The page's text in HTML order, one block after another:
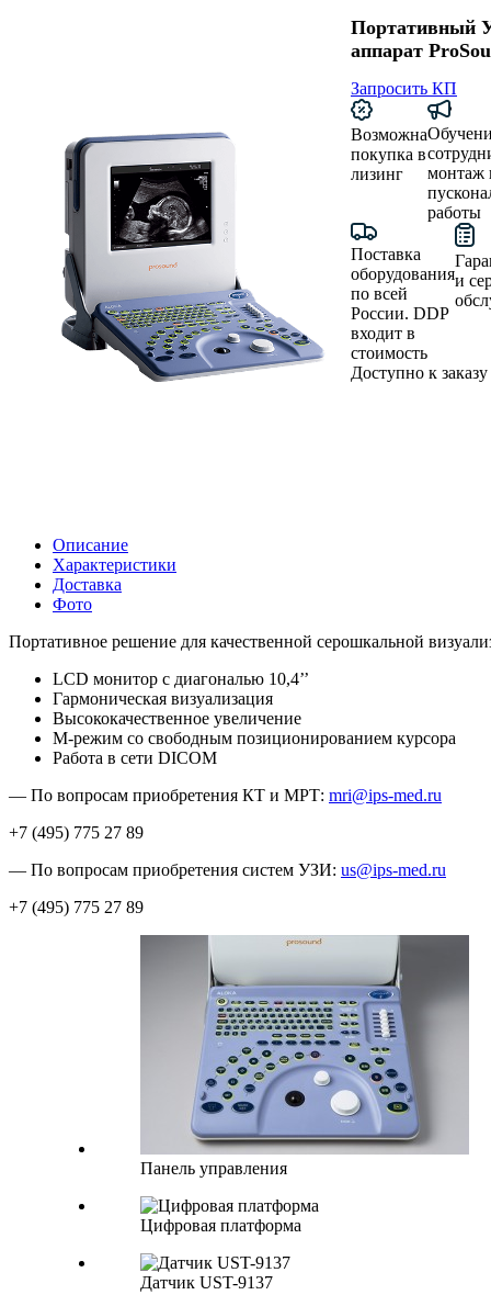
Портативный
аппарат
Запросить КП
Возможна
покупка в
лизинг
монтаж
работы
Поставка
оборудования
по всей
России. DDP
входит в
стоимость
и
Доступно к заказу
Описание
Характеристики
Доставка
Фото
Портативное решение для качественной серошкальной
LCD монитор с диагональю 10,4’’
Гармоническая визуализация
Высококачественное увеличение
М-режим со свободным позиционированием курсора
Работа в сети DICOM
— По вопросам приобретения КТ и МРТ: mri@ips-med.ru
+7 (495) 775 27 89
— По вопросам приобретения систем УЗИ: us@ips-med.ru
+7 (495) 775 27 89
Панель управления
Цифровая платформа
Датчик UST-9137